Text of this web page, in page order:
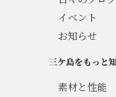
イベント
お知らせ
三ケ島をもっと
素材と性能